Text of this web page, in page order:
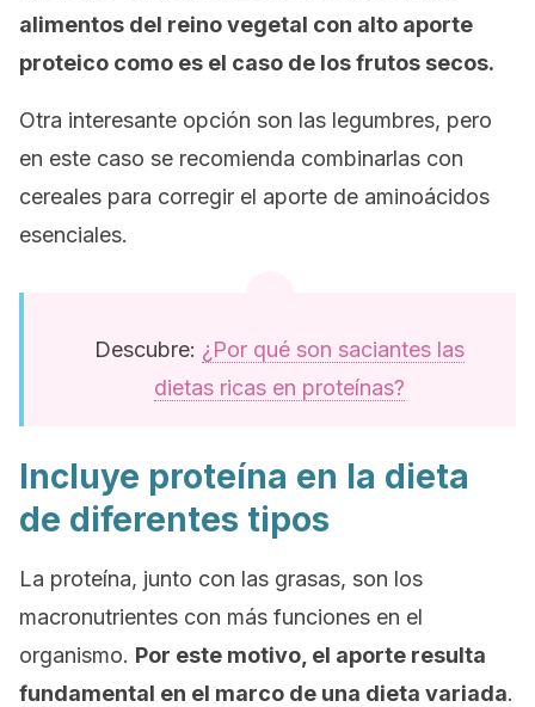
alimentos del reino vegetal con alto aporte
proteico como es el caso de los frutos secos.
Otra interesante opción son las legumbres, pero
en este caso se recomienda combinarlas con
cereales para corregir el aporte de aminoácidos
esenciales.
Descubre: ¿Por qué son saciantes las
dietas ricas en proteínas?
Incluye proteína en la dieta
de diferentes tipos
La proteína, junto con las grasas, son los
macronutrientes con más funciones en el
organismo. Por este motivo, el aporte resulta
fundamental en el marco de una dieta variada.